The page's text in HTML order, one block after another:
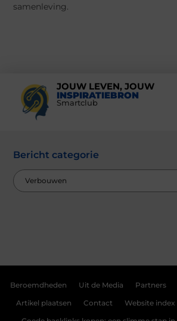
samenleving.
JOUW LEVEN, JOUW
INSPIRATIEBRON
Smartclub
Bericht categorie
Beroemdheden Uit de Media Partners
Artikel plaatsen Contact Website index